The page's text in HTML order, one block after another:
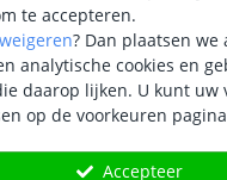
te accepteren.
weigeren? Dan plaatsen we
analytische cookies en
daarop lijken. U kunt uw
op de voorkeuren
Accepteer